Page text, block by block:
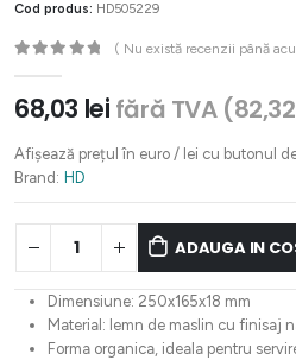
Cod produs: HD505229
( Nu există recenzii până
68,03 lei fără TVA (82,32
Afișează prețul în euro / lei cu butonul
Brand: HD
ADAUGA IN
Dimensiune: 250x165x18 mm
Material: lemn de maslin cu finisaj
Forma organica, ideala pentru